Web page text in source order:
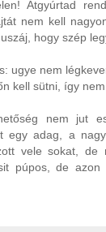
Átgyúrtad
nem kell
hogy szép
ugye nem
kell sütni, így nem
nem jut
egy adag, a
vele sokat, de
púpos, de